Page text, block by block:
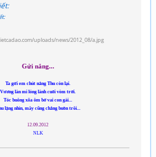
Gửi nắng...
Ta gửi em chút nắng Thu còn lại.
Vương làn mi lóng lánh cuối vòm trời.
Tóc buông xõa ôm bờ vai con gái...
lặng nhìn, mây cũng chẳng buồn trôi...
12.09.2012
NLK